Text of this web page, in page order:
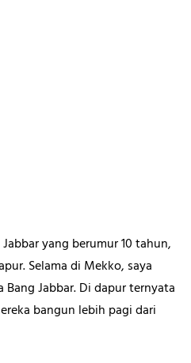
yang berumur 10 tahun,
Selama di Mekko, saya
Jabbar. Di dapur ternyata
bangun lebih pagi dari